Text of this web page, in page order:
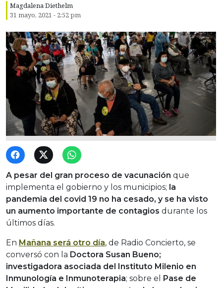
Magdalena Diethelm
31 mayo, 2021 - 2:52 pm
A pesar del gran proceso de vacunación que
implementa el gobierno y los municipios; la
pandemia del covid 19 no ha cesado, y se ha visto
un aumento importante de contagios durante los
últimos días.
En Mañana será otro día, de Radio Concierto, se
conversó con la Doctora Susan Bueno;
investigadora asociada del Instituto Milenio en
Inmunología e Inmunoterapia; sobre el Pase de